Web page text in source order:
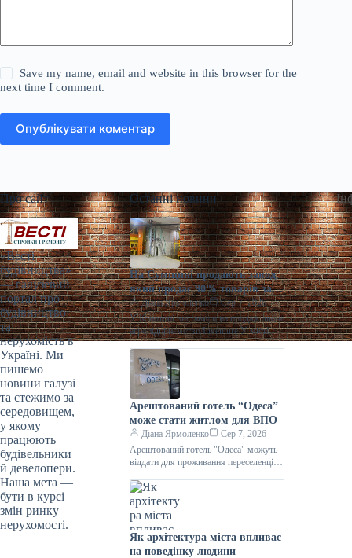
Save my name, email and website in this browser for the
next time I comment.
Опублікувати коментар
Про сайт
«Весті
будівництва»
— галузевий
портал про
будівництво
та
нерухомість в
Україні. Ми
пишемо
новини галузі
та стежимо за
середовищем,
у якому
працюють
будівельники
й девелопери.
Наша мета —
бути в курсі
змін ринку
нерухомості.
Останні новини
На Сумщині продають завод,
який продає 90% товарів за
кордон
Діана Ярмоленко
Сер 7, 2026
У Конотопі виставили на продаж діюче
агропідприємство/Inventure У місті
Конотоп Сумської області виставили
на продаж 100% корпоративних прав
діючого агропереробного
Арештований готель “Одеса”
може стати житлом для ВПО
Діана Ярмоленко
Сер 7, 2026
Арештований готель "Одеса" можуть
віддати для проживання переселенців /
може стати першим арештованим
об’єктом нерухомості,
Як архітектура міста впливає
на поведінку людини